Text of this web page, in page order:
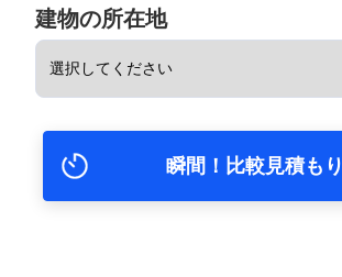
建物の所在地
瞬間！比較見積もり